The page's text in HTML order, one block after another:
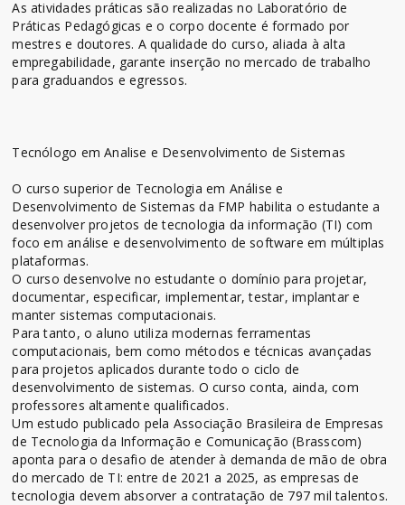
As atividades práticas são realizadas no Laboratório de
Práticas Pedagógicas e o corpo docente é formado por
mestres e doutores. A qualidade do curso, aliada à alta
empregabilidade, garante inserção no mercado de trabalho
para graduandos e egressos.
Tecnólogo em Analise e Desenvolvimento de Sistemas
O curso superior de Tecnologia em Análise e
Desenvolvimento de Sistemas da FMP habilita o estudante a
desenvolver projetos de tecnologia da informação (TI) com
foco em análise e desenvolvimento de software em múltiplas
plataformas.
O curso desenvolve no estudante o domínio para projetar,
documentar, especificar, implementar, testar, implantar e
manter sistemas computacionais.
Para tanto, o aluno utiliza modernas ferramentas
computacionais, bem como métodos e técnicas avançadas
para projetos aplicados durante todo o ciclo de
desenvolvimento de sistemas. O curso conta, ainda, com
professores altamente qualificados.
Um estudo publicado pela Associação Brasileira de Empresas
de Tecnologia da Informação e Comunicação (Brasscom)
aponta para o desafio de atender à demanda de mão de obra
do mercado de TI: entre de 2021 a 2025, as empresas de
tecnologia devem absorver a contratação de 797 mil talentos.